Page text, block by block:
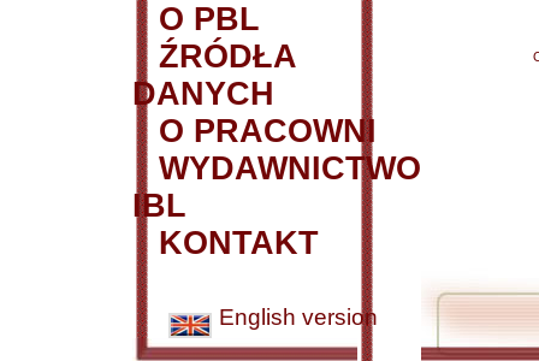
O PBL
ŹRÓDŁA
DANYCH
O PRACOWNI
WYDAWNICTWO
IBL
KONTAKT
English version